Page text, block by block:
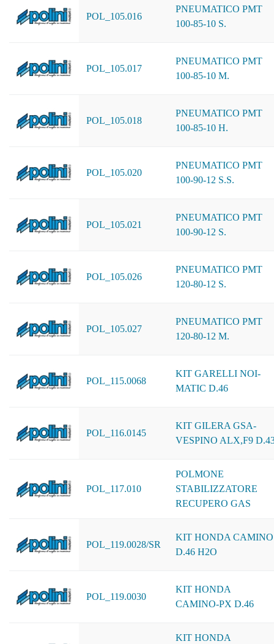
POL_105.016
PNEUMATICO PMT
100-85-10 S.
POL_105.017
PNEUMATICO PMT
100-85-10 M.
POL_105.018
PNEUMATICO PMT
100-85-10 H.
POL_105.020
PNEUMATICO PMT
100-90-12 S.S.
POL_105.021
PNEUMATICO PMT
100-90-12 S.
POL_105.026
PNEUMATICO PMT
120-80-12 S.
POL_105.027
PNEUMATICO PMT
120-80-12 M.
POL_115.0068
KIT GARELLI NOI-
MATIC D.46
POL_116.0145
KIT GILERA GSA-
VESPINO ALX,F9
POL_117.010
POLMONE
STABILIZZATORE
RECUPERO GAS
POL_119.0028/SR
KIT HONDA CAMINO
D.46 H2O
POL_119.0030
KIT HONDA
CAMINO-PX D.46
KIT HONDA